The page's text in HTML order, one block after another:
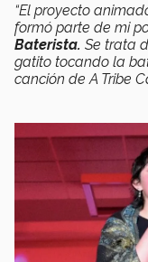
“El proyecto
formó parte de mi
Baterista. Se trata
gatito tocando la
canción de A Tribe